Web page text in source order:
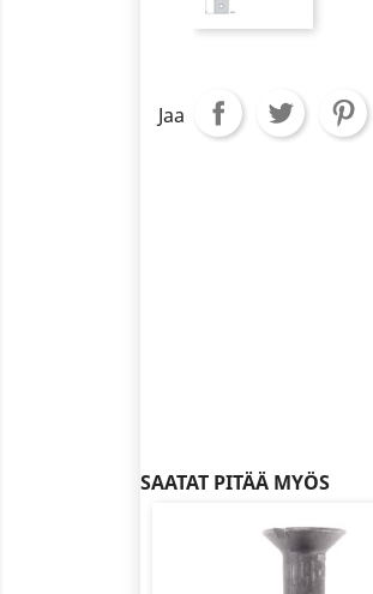
Jaa
SAATAT PITÄÄ MYÖS